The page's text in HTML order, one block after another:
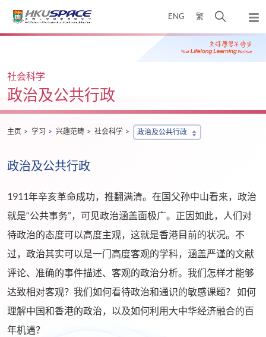
ENG 繁
开
搜
寻
弹
出
主
Main
社会科学
政治及公共行政
主页 学习 兴趣范畴 社会科学 政治及公共行政
政治及公共行政
1911年辛亥革命成功，推翻满清。在国父孙中山看来，政治
就是“公共事务”，可见政治涵盖面极广。正因如此，人们对
待政治的态度可以高度主观，这就是香港目前的状况。不
过，政治其实可以是一门高度客观的学科，涵盖严谨的文献
评论、准确的事件描述、客观的政治分析。我们怎样才能够
达致相对客观？我们如何看待政治和通识的敏感课题？ 如何
理解中国和香港的政治，以及如何利用大中华经济融合的百
年机遇？